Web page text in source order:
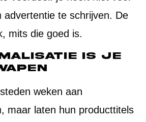
advertentie te schrijven. De
mits die goed is.
is je
weken aan
maar laten hun producttitels